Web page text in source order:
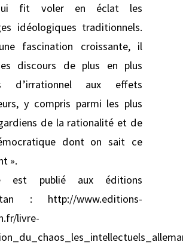
fit voler en éclat les
idéologiques traditionnels.
fascination croissante, il
discours de plus en plus
d’irrationnel aux effets
y compris parmi les plus
de la rationalité et de
dont on sait ce
».
est publié aux éditions
: http://www.editions-
livre-